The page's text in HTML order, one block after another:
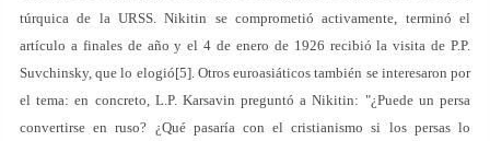
túrquica de la URSS. Nikitin se comprometió activamente, terminó el
artículo a finales de año y el 4 de enero de 1926 recibió la visita de P.P.
Suvchinsky, que lo elogió[5]. Otros euroasiáticos también se interesaron por
el tema: en concreto, L.P. Karsavin preguntó a Nikitin: "¿Puede un persa
convertirse en ruso? ¿Qué pasaría con el cristianismo si los persas lo